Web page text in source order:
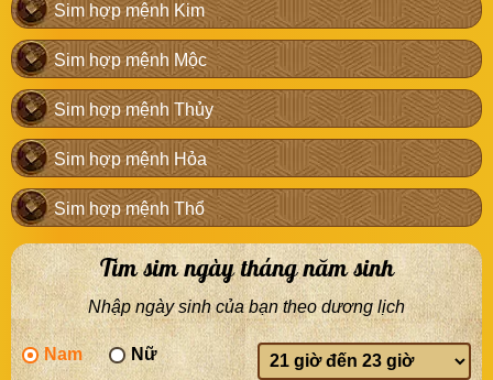
Sim hợp mệnh Kim
Sim hợp mệnh Mộc
Sim hợp mệnh Thủy
Sim hợp mệnh Hỏa
Sim hợp mệnh Thổ
Tìm sim ngày tháng năm sinh
Nhập ngày sinh của bạn theo dương lịch
Nam Nữ Giờ